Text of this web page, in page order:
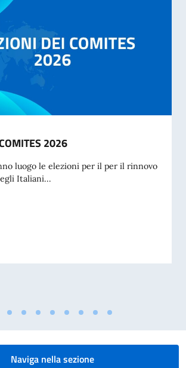
2026
luogo le elezioni per il per il rinnovo
Italiani...
COMITES 2026
Naviga nella sezione